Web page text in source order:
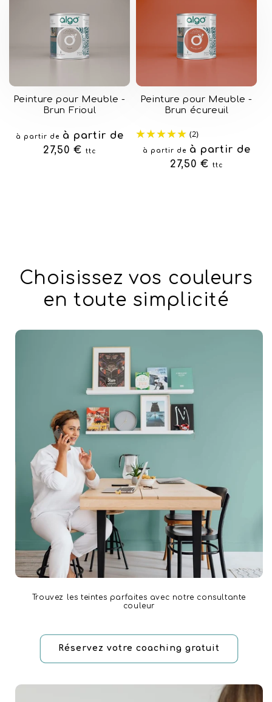
Peinture pour Meuble -
Brun Frioul
Prix
habituel
à partir de
à partir de
27,50 €
ttc
Peinture pour Meuble -
Brun écureuil
(2)
Prix
habituel
à partir de
à partir de
27,50 €
ttc
Choisissez vos couleurs
en toute simplicité
Trouvez les teintes parfaites avec notre consultante
couleur
Réservez votre coaching gratuit